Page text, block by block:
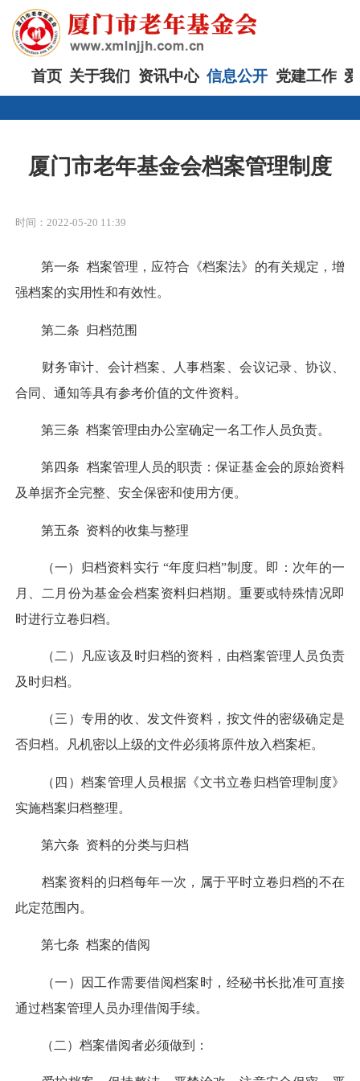
首页 关于我们 资讯中心 信息公开 党建工作
厦门市老年基金会档案管理制度
时间：2022-05-20 11:39
第一条 档案管理，应符合《档案法》的有关规定，增
强档案的实用性和有效性。
第二条 归档范围
财务审计、会计档案、人事档案、会议记录、协议、
合同、通知等具有参考价值的文件资料。
第三条 档案管理由办公室确定一名工作人员负责。
第四条 档案管理人员的职责：保证基金会的原始资料
及单据齐全完整、安全保密和使用方便。
第五条 资料的收集与整理
（一）归档资料实行 “年度归档”制度。即：次年的一
月、二月份为基金会档案资料归档期。重要或特殊情况即
时进行立卷归档。
（二）凡应该及时归档的资料，由档案管理人员负责
及时归档。
（三）专用的收、发文件资料，按文件的密级确定是
否归档。凡机密以上级的文件必须将原件放入档案柜。
（四）档案管理人员根据《文书立卷归档管理制度》
实施档案归档整理。
第六条 资料的分类与归档
档案资料的归档每年一次，属于平时立卷归档的不在
此定范围内。
第七条 档案的借阅
（一）因工作需要借阅档案时，经秘书长批准可直接
通过档案管理人员办理借阅手续。
（二）档案借阅者必须做到：